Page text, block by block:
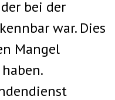
bei der
war. Dies
Mangel